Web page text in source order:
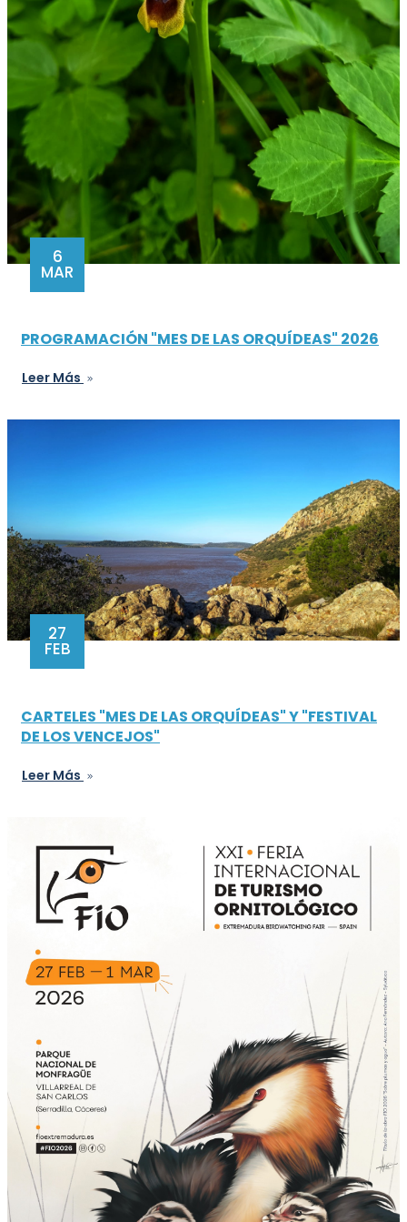
6
MAR
PROGRAMACIÓN "MES DE LAS ORQUÍDEAS" 2026
Leer Más
27
FEB
CARTELES "MES DE LAS ORQUÍDEAS" Y "FESTIVAL
DE LOS VENCEJOS"
Leer Más